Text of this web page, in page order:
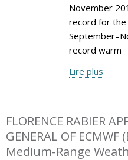
November
record for the
record warm
Lire plus
FLORENCE RABIER
GENERAL OF
Medium-Range